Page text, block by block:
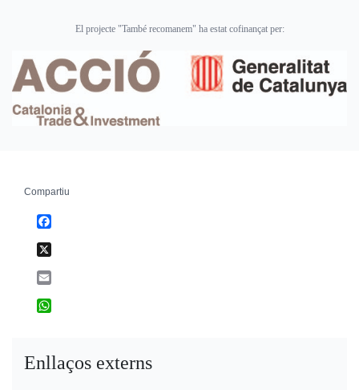
El projecte "També recomanem" ha estat cofinançat per:
Compartiu
Enllaços externs